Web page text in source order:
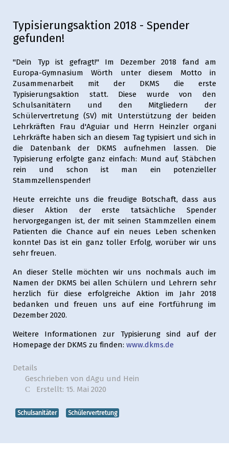
Typisierungsaktion 2018 - Spender
gefunden!
"Dein Typ ist gefragt!" Im Dezember 2018 fand am
Europa-Gymnasium Wörth unter diesem Motto in
Zusammenarbeit mit der DKMS die erste
Typisierungsaktion statt. Diese wurde von den
Schulsanitätern und den Mitgliedern der
Schülervertretung (SV) mit Unterstützung der beiden
Lehrkräften Frau d'Aguiar und Herrn Heinzler organi
Lehrkräfte haben sich an diesem Tag typisiert und sich in
die Datenbank der DKMS aufnehmen lassen. Die
Typisierung erfolgte ganz einfach: Mund auf, Stäbchen
rein und schon ist man ein potenzieller
Stammzellenspender!
Heute erreichte uns die freudige Botschaft, dass aus
dieser Aktion der erste tatsächliche Spender
hervorgegangen ist, der mit seinen Stammzellen einem
Patienten die Chance auf ein neues Leben schenken
konnte! Das ist ein ganz toller Erfolg, worüber wir uns
sehr freuen.
An dieser Stelle möchten wir uns nochmals auch im
Namen der DKMS bei allen Schülern und Lehrern sehr
herzlich für diese erfolgreiche Aktion im Jahr 2018
bedanken und freuen uns auf eine Fortführung im
Dezember 2020.
Weitere Informationen zur Typisierung sind auf der
Homepage der DKMS zu finden: www.dkms.de
Details
Geschrieben von dAgu und Hein
Erstellt: 15. Mai 2020
Schulsanitäter Schülervertretung